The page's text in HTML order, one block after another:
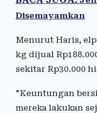
Disemayamkan
Menurut Haris,
kg dijual
sekitar Rp30.000
"Keuntungan
mereka lakukan